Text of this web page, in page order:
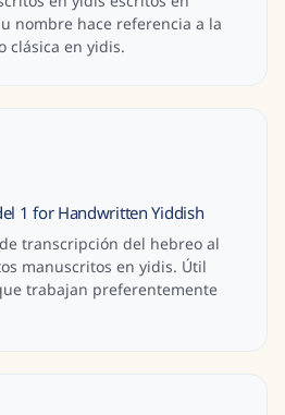
nombre hace referencia a la
clásica en yidis.
1 for Handwritten Yiddish
transcripción del hebreo al
manuscritos en yidis. Útil
trabajan preferentemente